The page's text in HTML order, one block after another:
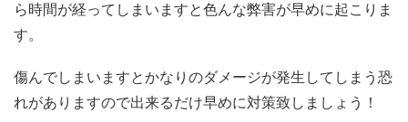
ら時間が経ってしまいますと色んな弊害が早めに起こりま
す。
傷んでしまいますとかなりのダメージが発生してしまう恐
れがありますので出来るだけ早めに対策致しましょう！